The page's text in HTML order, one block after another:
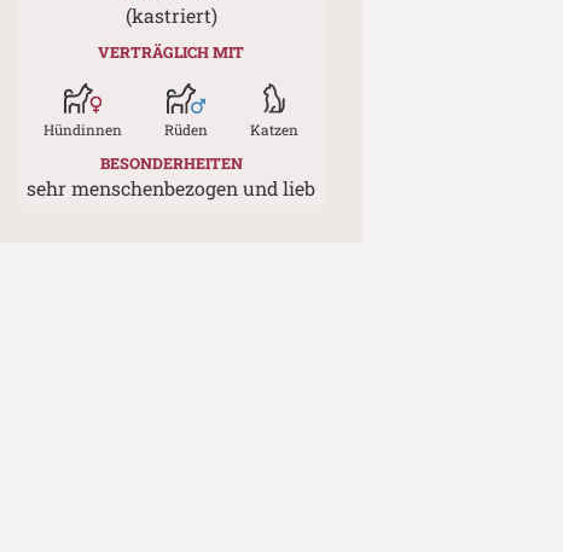
(kastriert)
VERTRÄGLICH MIT
Hündinnen Rüden Katzen
BESONDERHEITEN
sehr menschenbezogen und lieb